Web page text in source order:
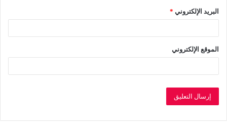
البريد الإلكتروني *
الموقع الإلكتروني